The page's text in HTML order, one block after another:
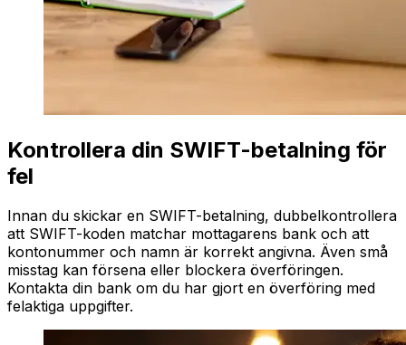
Kontrollera din SWIFT-betalning för
fel
Innan du skickar en SWIFT-betalning, dubbelkontrollera
att SWIFT-koden matchar mottagarens bank och att
kontonummer och namn är korrekt angivna. Även små
misstag kan försena eller blockera överföringen.
Kontakta din bank om du har gjort en överföring med
felaktiga uppgifter.